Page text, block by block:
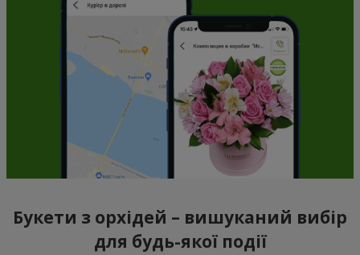
Букети з орхідей – вишуканий вибір
для будь-якої події